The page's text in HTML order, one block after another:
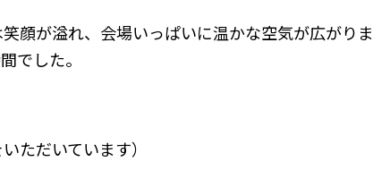
顔が溢れ、会場いっぱいに温かな空気が広がりま
でした。
ただいています）